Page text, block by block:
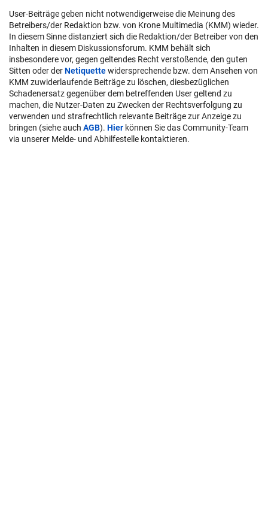
User-Beiträge geben nicht notwendigerweise die Meinung des
Betreibers/der Redaktion bzw. von Krone Multimedia (KMM) wieder.
In diesem Sinne distanziert sich die Redaktion/der Betreiber von den
Inhalten in diesem Diskussionsforum. KMM behält sich
insbesondere vor, gegen geltendes Recht verstoßende, den guten
Sitten oder derNetiquettewidersprechende bzw. dem Ansehen von
KMM zuwiderlaufende Beiträge zu löschen, diesbezüglichen
Schadenersatz gegenüber dem betreffenden User geltend zu
machen, die Nutzer-Daten zu Zwecken der Rechtsverfolgung zu
verwenden und strafrechtlich relevante Beiträge zur Anzeige zu
bringen (siehe auch AGB). Hier können Sie das Community-Team
via unserer Melde- und Abhilfestelle kontaktieren.